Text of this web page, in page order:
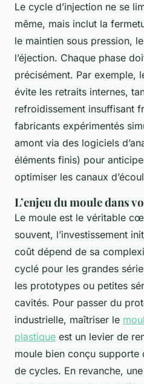
Le cycle d’injection ne se
même, mais inclut la
le maintien sous pression,
l’éjection. Chaque phase
précisément. Par exemple,
évite les retraits internes,
refroidissement insuffisant
fabricants expérimentés
amont via des logiciels
éléments finis) pour
optimiser les canaux
L’enjeu du moule dans
Le moule est le véritable
souvent, l’investissement
coût dépend de sa
cyclé pour les grandes
les prototypes ou petites
cavités. Pour passer du
industrielle, maîtriser le
plastique est un levier de
moule bien conçu supporte
de cycles. En revanche,